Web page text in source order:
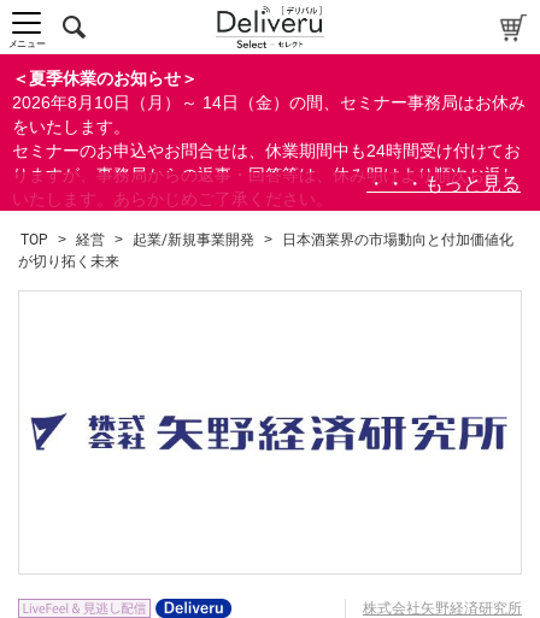
＜夏季休業のお知らせ＞
2026年8月10日（月）～ 14日（金）の間、セミナー事務局はお休み
をいたします。
セミナーのお申込やお問合せは、休業期間中も24時間受け付けてお
りますが、事務局からの返事・回答等は、休み明けより順次お返し
いたします。あらかじめご了承ください。
ができます。
メニュー
TOP > 経営 > 起業/新規事業開発 >
日本酒業界の市場動向と付加価値化
が切り拓く未来
株式会社矢野経済研究所